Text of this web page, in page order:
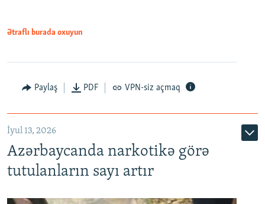
Ətraflı burada oxuyun
Paylaş PDF VPN-siz açmaq
İyul 13, 2026
Azərbaycanda narkotikə görə
tutulanların sayı artır